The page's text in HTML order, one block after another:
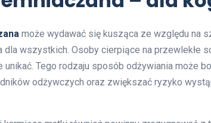
może wydawać się kusząca ze względu na
wszystkich. Osoby cierpiące na przewlekłe
unikać. Tego rodzaju sposób odżywiania może
odżywczych oraz zwiększać ryzyko